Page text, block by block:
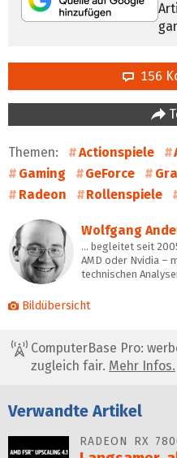
156
Themen: Actionspiele
Gaming
GeForce
Radeon
Rollenspiele
Wolfgang
… begleitet seit
AMD oder Nvidia –
technischen
Bildübersicht
ComputerBase Pro:
zugleich fair. Mehr Infos.
Verwandte Artikel
RADEON RX